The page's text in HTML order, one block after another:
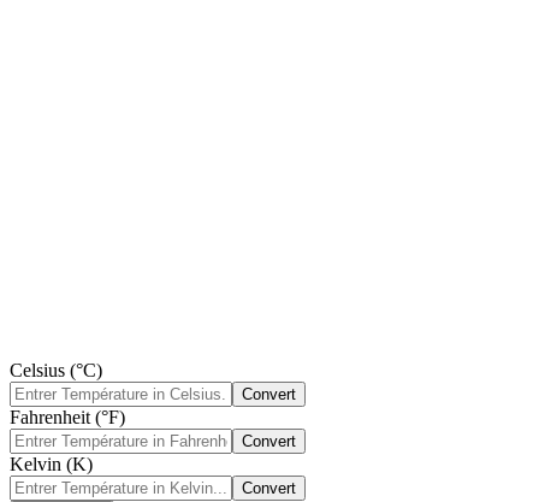
Celsius (°C)
Convert
Fahrenheit (°F)
Convert
Kelvin (K)
Convert